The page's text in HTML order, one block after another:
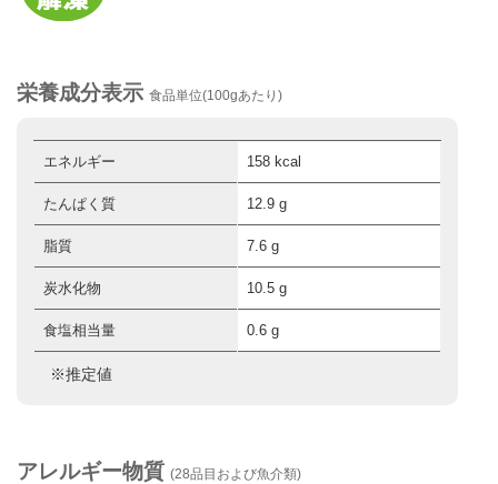
栄養成分表示 食品単位(100gあたり)
エネルギー 158 kcal
たんぱく質 12.9 g
脂質 7.6 g
炭水化物 10.5 g
食塩相当量 0.6 g
※推定値
アレルギー物質 (28品目および魚介類)